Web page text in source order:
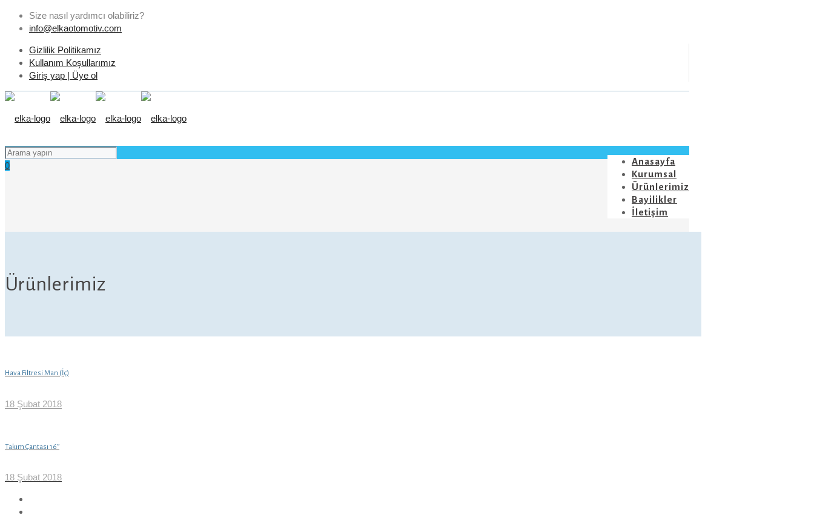
Size nasıl yardımcı olabiliriz?
info@elkaotomotiv.com
Gizlilik Politikamız
Kullanım Koşullarımız
Giriş yap | Üye ol
Anasayfa
Kurumsal
Ürünlerimiz
Bayilikler
İletişim
0
Ürünlerimiz
Hava Filtresi Man (İç)
18 Şubat 2018
Takım Çantası 16”
18 Şubat 2018